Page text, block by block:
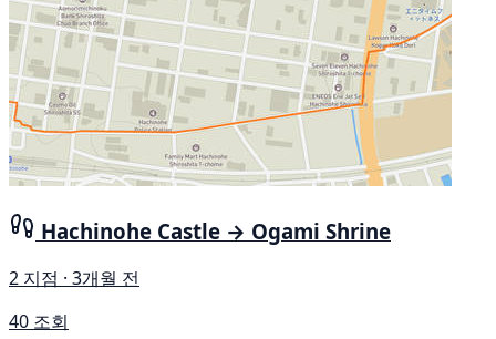
Hachinohe Castle → Ogami Shrine
2 지점 · 3개월 전
40 조회